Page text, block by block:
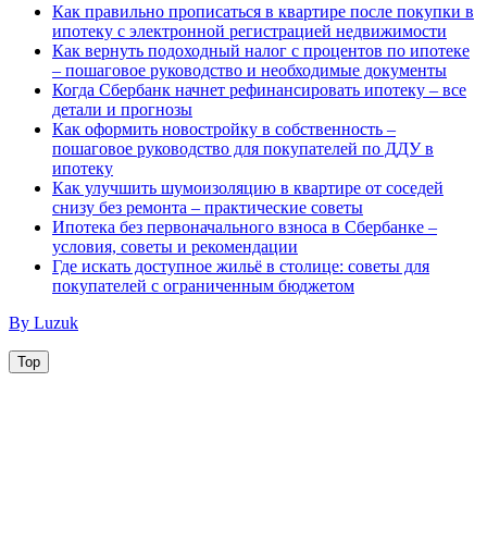
Как правильно прописаться в квартире после покупки в
ипотеку с электронной регистрацией недвижимости
Как вернуть подоходный налог с процентов по ипотеке
– пошаговое руководство и необходимые документы
Когда Сбербанк начнет рефинансировать ипотеку – все
детали и прогнозы
Как оформить новостройку в собственность –
пошаговое руководство для покупателей по ДДУ в
ипотеку
Как улучшить шумоизоляцию в квартире от соседей
снизу без ремонта – практические советы
Ипотека без первоначального взноса в Сбербанке –
условия, советы и рекомендации
Где искать доступное жильё в столице: советы для
покупателей с ограниченным бюджетом
By Luzuk
Top